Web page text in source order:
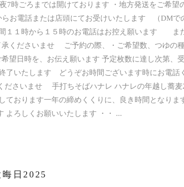
ごろまでは開けております ・地方発送をご希望
電話または店頭にてお受けいたします （DMで
１１時から１５時のお電話はお控え願います ま
ださいませ ご予約の際、・ご希望数、つゆの種
望日時を、お伝え願います 予定枚数に達し次第、
了いたします どうぞお時間ございます時にお電話
ださいませ 手打ちそばハナレ ハナレの年越し蕎麦
おります一年の締めくくりに、良き時間となりま
ろしくお願いいたします ・・
日2025